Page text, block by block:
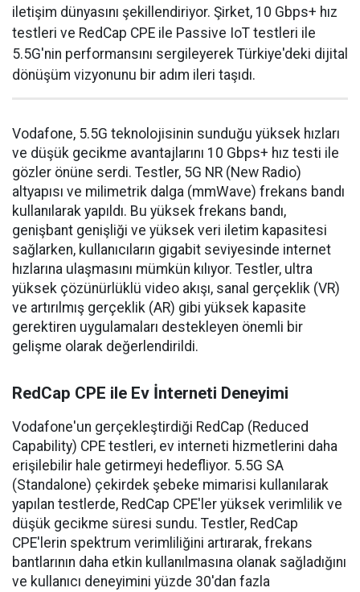
iletişim dünyasını şekillendiriyor. Şirket, 10 Gbps+ hız
testleri ve RedCap CPE ile Passive IoT testleri ile
5.5G'nin performansını sergileyerek Türkiye'deki dijital
dönüşüm vizyonunu bir adım ileri taşıdı.
Vodafone, 5.5G teknolojisinin sunduğu yüksek hızları
ve düşük gecikme avantajlarını 10 Gbps+ hız testi ile
gözler önüne serdi. Testler, 5G NR (New Radio)
altyapısı ve milimetrik dalga (mmWave) frekans bandı
kullanılarak yapıldı. Bu yüksek frekans bandı,
genişbant genişliği ve yüksek veri iletim kapasitesi
sağlarken, kullanıcıların gigabit seviyesinde internet
hızlarına ulaşmasını mümkün kılıyor. Testler, ultra
yüksek çözünürlüklü video akışı, sanal gerçeklik (VR)
ve artırılmış gerçeklik (AR) gibi yüksek kapasite
gerektiren uygulamaları destekleyen önemli bir
gelişme olarak değerlendirildi.
RedCap CPE ile Ev İnterneti Deneyimi
Vodafone'un gerçekleştirdiği RedCap (Reduced
Capability) CPE testleri, ev interneti hizmetlerini daha
erişilebilir hale getirmeyi hedefliyor. 5.5G SA
(Standalone) çekirdek şebeke mimarisi kullanılarak
yapılan testlerde, RedCap CPE'ler yüksek verimlilik ve
düşük gecikme süresi sundu. Testler, RedCap
CPE'lerin spektrum verimliliğini artırarak, frekans
bantlarının daha etkin kullanılmasına olanak sağladığını
ve kullanıcı deneyimini yüzde 30'dan fazla